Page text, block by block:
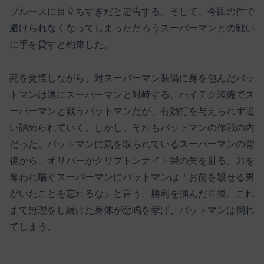
ブルースに目立ちすぎだと忠告する。そして、今回の件で
避けられなくなってしまっただろうスーパーマンとの戦い
に手を貸すと約束した。
死を覚悟しながら、対スーパーマン装備に身を包んだバッ
トマンは遂にスーパーマンと対峙する。ハイテク装備でス
ーパーマンと戦うバットマンだが、有効打を与えられず追
い詰められていく。しかし、それもバットマンの作戦の内
だった。バットマンに気を取られているスーパーマンの背
後から、オリバーがクリプトンナイト製の矢を射る。力を
奪われ喘ぐスーパーマンにバットマンは「お前を殺せる男
がいたことを忘れるな」と言う。勝利を掴んだ直後、これ
まで無理をし続けた身体が悲鳴を挙げ、バットマンは倒れ
てしまう。